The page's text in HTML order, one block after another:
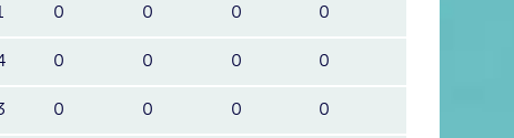
0 0 0 0
0 0 0 0
0 0 0 0